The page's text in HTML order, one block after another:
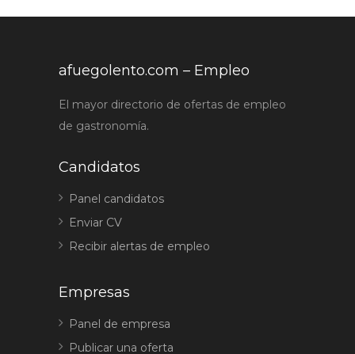
afuegolento.com – Empleo
El mayor directorio de ofertas de empleo
de gastronomía.
Candidatos
Panel candidatos
Enviar CV
Recibir alertas de empleo
Empresas
Panel de empresa
Publicar una oferta